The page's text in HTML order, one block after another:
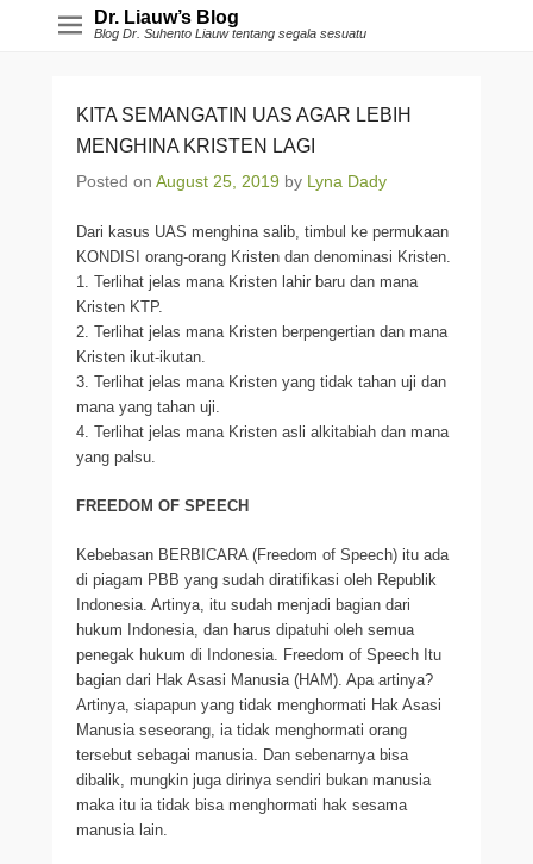
Dr. Liauw’s Blog
Blog Dr. Suhento Liauw tentang segala sesuatu
KITA SEMANGATIN UAS AGAR LEBIH
MENGHINA KRISTEN LAGI
Posted on August 25, 2019 by Lyna Dady
Dari kasus UAS menghina salib, timbul ke permukaan
KONDISI orang-orang Kristen dan denominasi Kristen.
1. Terlihat jelas mana Kristen lahir baru dan mana
Kristen KTP.
2. Terlihat jelas mana Kristen berpengertian dan mana
Kristen ikut-ikutan.
3. Terlihat jelas mana Kristen yang tidak tahan uji dan
mana yang tahan uji.
4. Terlihat jelas mana Kristen asli alkitabiah dan mana
yang palsu.
FREEDOM OF SPEECH
Kebebasan BERBICARA (Freedom of Speech) itu ada
di piagam PBB yang sudah diratifikasi oleh Republik
Indonesia. Artinya, itu sudah menjadi bagian dari
hukum Indonesia, dan harus dipatuhi oleh semua
penegak hukum di Indonesia. Freedom of Speech Itu
bagian dari Hak Asasi Manusia (HAM). Apa artinya?
Artinya, siapapun yang tidak menghormati Hak Asasi
Manusia seseorang, ia tidak menghormati orang
tersebut sebagai manusia. Dan sebenarnya bisa
dibalik, mungkin juga dirinya sendiri bukan manusia
maka itu ia tidak bisa menghormati hak sesama
manusia lain.